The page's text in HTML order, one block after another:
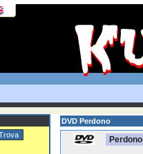
DVD Perdono
Perdono